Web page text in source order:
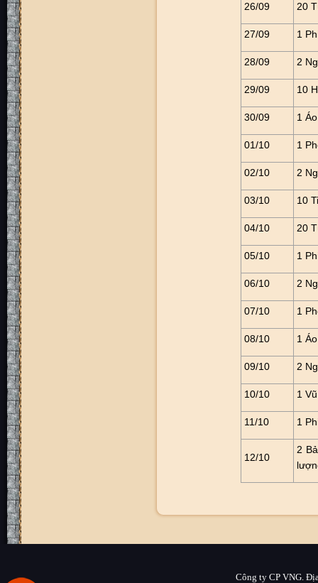
26/09 20
27/09 1
28/09 2
29/09 10
30/09 1
01/10 1
02/10 2
03/10 10
04/10 20
05/10 1
06/10 2
07/10 1
08/10 1
09/10 2
10/10 1
11/10 1
12/10
2
Công ty CP VNG.